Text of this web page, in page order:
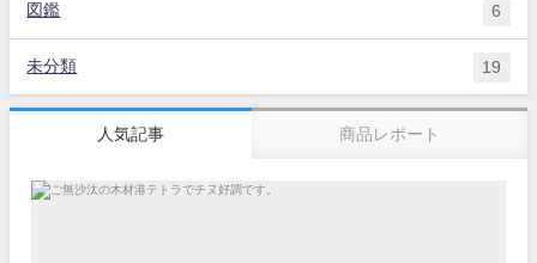
図鑑 6
未分類 19
人気記事 商品レポート